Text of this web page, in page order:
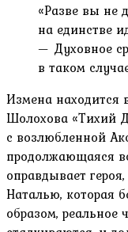
«Разве вы не
на единстве
— Духовное
в таком
Измена находится
Шолохова «Тихий
с возлюбленной
продолжающаяся
оправдывает
Наталью, которая
образом, реальное